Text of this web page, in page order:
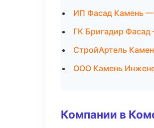
ИП Фасад Камень —
ГК Бригадир
СтройАртель
ООО Камень
Компании в